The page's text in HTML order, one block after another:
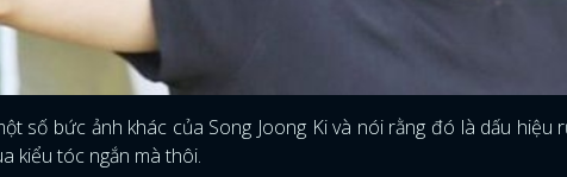
số bức ảnh khác của Song Joong Ki và nói rằng đó là dấu hiệu
kiểu tóc ngắn mà thôi.